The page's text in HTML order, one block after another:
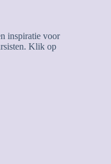
inspiratie voor
Klik op